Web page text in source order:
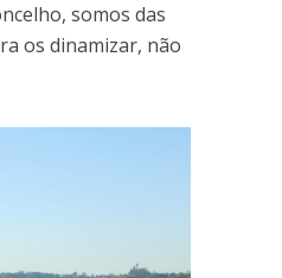
somos das
os dinamizar, não